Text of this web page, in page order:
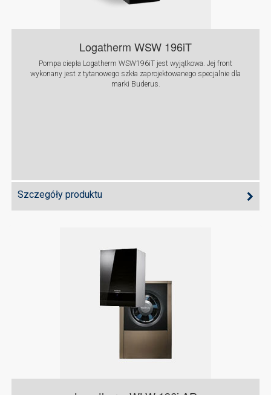
Logatherm WSW 196iT
Pompa ciepła Logatherm WSW196iT jest wyjątkowa. Jej front
wykonany jest z tytanowego szkła zaprojektowanego specjalnie dla
marki Buderus.
Szczegóły produktu